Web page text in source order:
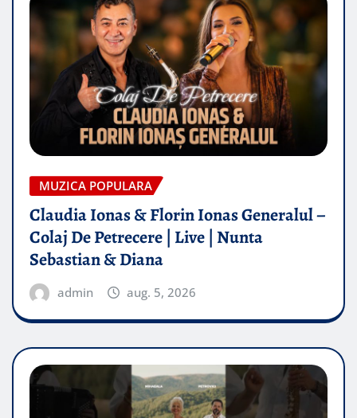
MUZICA POPULARA
Claudia Ionas & Florin Ionas Generalul –
Colaj De Petrecere | Live | Nunta
Sebastian & Diana
admin aug. 5, 2026